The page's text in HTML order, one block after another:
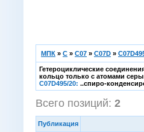
МПК » C » C07 » C07D »
Гетероциклические
кольцо только с атомами серы
C07D495/20: ..спиро-
Всего позиций: 2
Публикация